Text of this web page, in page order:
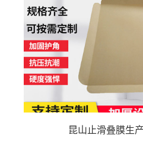
昆山止滑叠膜生